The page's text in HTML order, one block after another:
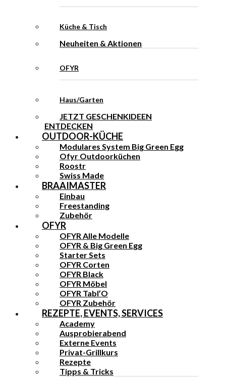
Küche & Tisch
Neuheiten & Aktionen
OFYR
Haus/Garten
JETZT GESCHENKIDEEN
ENTDECKEN
OUTDOOR-KÜCHE
Modulares System Big Green Egg
Ofyr Outdoorküchen
Roostr
Swiss Made
BRAAIMASTER
Einbau
Freestanding
Zubehör
OFYR
OFYR Alle Modelle
OFYR & Big Green Egg
Starter Sets
OFYR Corten
OFYR Black
OFYR Möbel
OFYR Tabl’O
OFYR Zubehör
REZEPTE, EVENTS, SERVICES
Academy
Ausprobierabend
Externe Events
Privat-Grillkurs
Rezepte
Tipps & Tricks